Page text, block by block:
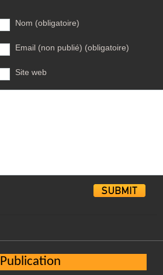
Nom (obligatoire)
Email (non publié) (obligatoire)
Site web
Publication